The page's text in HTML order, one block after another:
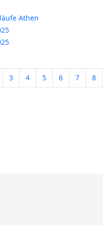
Athen
3 4 5 6 7 8